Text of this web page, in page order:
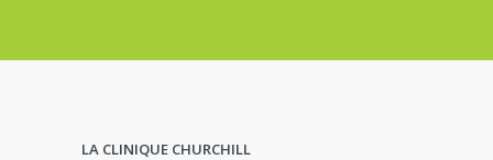
LA CLINIQUE CHURCHILL